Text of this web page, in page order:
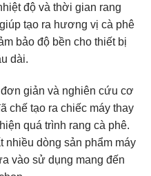
độ và thời gian rang
tạo ra hương vị cà phê
bảo độ bền cho thiết bị
dài.
giản và nghiên cứu cơ
chế tạo ra chiếc máy thay
quá trình rang cà phê.
nhiều dòng sản phẩm máy
vào sử dụng mang đến